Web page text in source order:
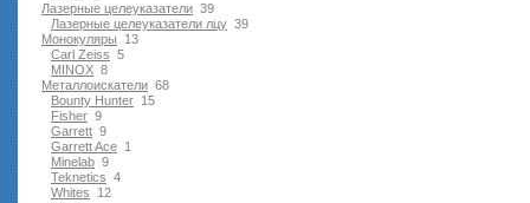
39
Лазерные целеуказатели
39
Лазерные целеуказатели лцу
13
Монокуляры
5
Carl Zeiss
8
MINOX
68
Металлоискатели
15
Bounty Hunter
9
Fisher
9
Garrett
1
Garrett Ace
9
Minelab
4
Teknetics
12
Whites